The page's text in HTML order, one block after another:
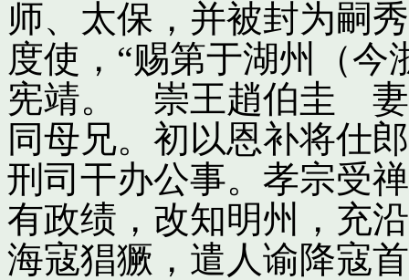
师、太保，并被封为嗣
度使，“赐第于湖州（今
宪靖。 崇王趙伯圭 妻
同母兄。初以恩补将仕
刑司干办公事。孝宗受
有政绩，改知明州，充
海寇猖獗，遣人谕降寇